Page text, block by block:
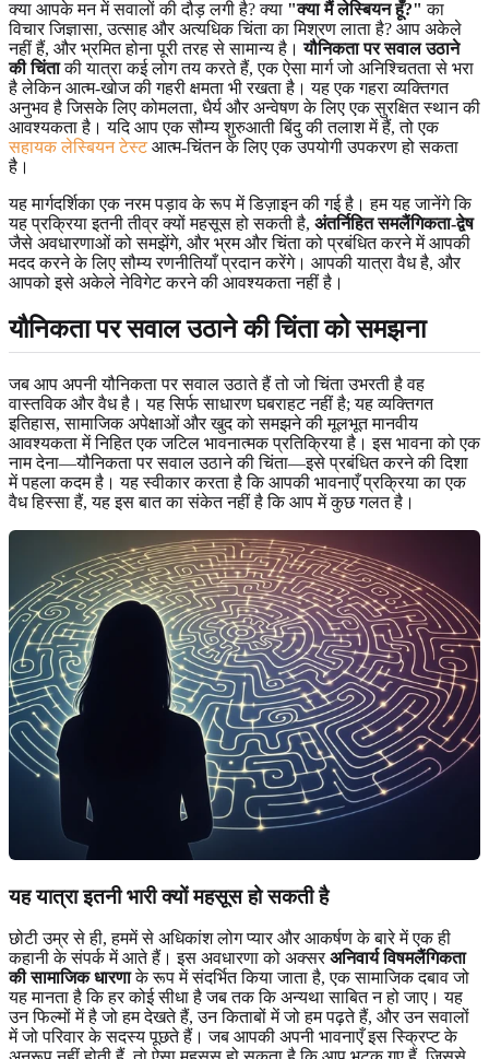
क्या आपके मन में सवालों की दौड़ लगी है? क्या "क्या मैं लेस्बियन हूँ?" का
विचार जिज्ञासा, उत्साह और अत्यधिक चिंता का मिश्रण लाता है? आप अकेले
नहीं हैं, और भ्रमित होना पूरी तरह से सामान्य है।यौनिकता पर सवाल उठाने
की चिंताकी यात्रा कई लोग तय करते हैं, एक ऐसा मार्ग जो अनिश्चितता से भरा
है लेकिन आत्म-खोज की गहरी क्षमता भी रखता है। यह एक गहरा व्यक्तिगत
अनुभव है जिसके लिए कोमलता, धैर्य और अन्वेषण के लिए एक सुरक्षित स्थान की
आवश्यकता है। यदि आप एक सौम्य शुरुआती बिंदु की तलाश में हैं, तो एक
सहायक लेस्बियन टेस्टआत्म-चिंतन के लिए एक उपयोगी उपकरण हो सकता
है।
यह मार्गदर्शिका एक नरम पड़ाव के रूप में डिज़ाइन की गई है। हम यह जानेंगे कि
यह प्रक्रिया इतनी तीव्र क्यों महसूस हो सकती है, अंतर्निहित समलैंगिकता-द्वेष
जैसे अवधारणाओं को समझेंगे, और भ्रम और चिंता को प्रबंधित करने में आपकी
मदद करने के लिए सौम्य रणनीतियाँ प्रदान करेंगे। आपकी यात्रा वैध है, और
आपको इसे अकेले नेविगेट करने की आवश्यकता नहीं है।
यौनिकता पर सवाल उठाने की चिंता को समझना
जब आप अपनी यौनिकता पर सवाल उठाते हैं तो जो चिंता उभरती है वह
वास्तविक और वैध है। यह सिर्फ साधारण घबराहट नहीं है; यह व्यक्तिगत
इतिहास, सामाजिक अपेक्षाओं और खुद को समझने की मूलभूत मानवीय
आवश्यकता में निहित एक जटिल भावनात्मक प्रतिक्रिया है। इस भावना को एक
नाम देना—यौनिकता पर सवाल उठाने की चिंता—इसे प्रबंधित करने की दिशा
में पहला कदम है। यह स्वीकार करता है कि आपकी भावनाएँ प्रक्रिया का एक
वैध हिस्सा हैं, यह इस बात का संकेत नहीं है कि आप में कुछ गलत है।
यह यात्रा इतनी भारी क्यों महसूस हो सकती है
छोटी उम्र से ही, हममें से अधिकांश लोग प्यार और आकर्षण के बारे में एक ही
कहानी के संपर्क में आते हैं। इस अवधारणा को अक्सरअनिवार्य विषमलैंगिकता
की सामाजिक धारणाके रूप में संदर्भित किया जाता है, एक सामाजिक दबाव जो
यह मानता है कि हर कोई सीधा है जब तक कि अन्यथा साबित न हो जाए। यह
उन फिल्मों में है जो हम देखते हैं, उन किताबों में जो हम पढ़ते हैं, और उन सवालों
में जो परिवार के सदस्य पूछते हैं। जब आपकी अपनी भावनाएँ इस स्क्रिप्ट के